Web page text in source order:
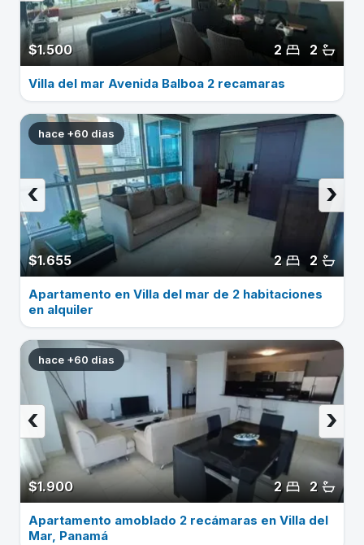
$1.500 2
2
Villa del mar Avenida Balboa 2 recamaras
hace +60 dias
$1.655 2
2
›
‹
Apartamento en Villa del mar de 2 habitaciones
en alquiler
hace +60 dias
$1.900 2
2
›
‹
Apartamento amoblado 2 recámaras en Villa del
Mar, Panamá